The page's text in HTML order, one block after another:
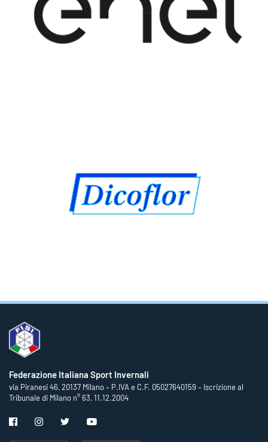
Federazione Italiana Sport Invernali
via Piranesi 46, 20137 Milano – P.IVA e C.F. 05027640159 – Iscrizione al
Tribunale di Milano n° 63, 11.12.2004